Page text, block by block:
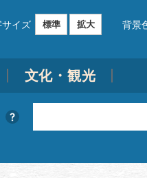
サイズ 標準 拡大 背景
文化・観光